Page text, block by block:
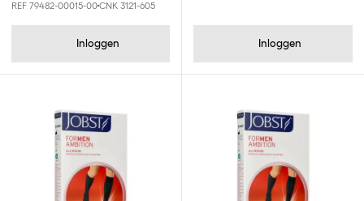
REF 79482-00015-00CNK 3121-605
Inloggen Inloggen